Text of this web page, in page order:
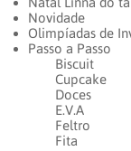
Novidade
Olimpíadas de
Passo a Passo
Biscuit
Cupcake
Doces
E.V.A
Feltro
Fita